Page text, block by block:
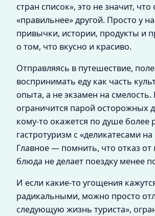
стран список», это не значит, что
«правильнее» другой. Просто у
привычки, истории, продукты и
о том, что вкусно и красиво.
Отправляясь в путешествие,
воспринимать еду как часть
опыта, а не экзамен на смелость.
ограничится парой осторожных
кому‑то окажется по душе более
гастротуризм с «деликатесами на
Главное — помнить, что отказ от
блюда не делает поездку менее
И если какие‑то угощения
радикальными, можно просто
следующую жизнь туриста»,